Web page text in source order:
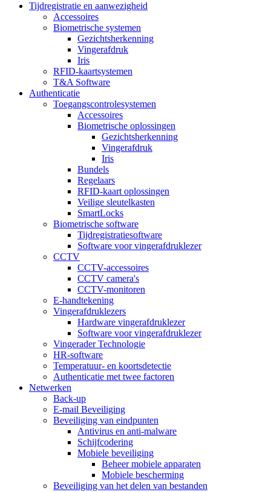
Tijdregistratie en aanwezigheid
Accessoires
Biometrische systemen
Gezichtsherkenning
Vingerafdruk
Iris
RFID-kaartsystemen
T&A Software
Authenticatie
Toegangscontrolesystemen
Accessoires
Biometrische oplossingen
Gezichtsherkenning
Vingerafdruk
Iris
Bundels
Regelaars
RFID-kaart oplossingen
Veilige sleutelkasten
SmartLocks
Biometrische software
Tijdregistratiesoftware
Software voor vingerafdruklezer
CCTV
CCTV-accessoires
CCTV camera's
CCTV-monitoren
E-handtekening
Vingerafdruklezers
Hardware vingerafdruklezer
Software voor vingerafdruklezer
Vingerader Technologie
HR-software
Temperatuur- en koortsdetectie
Authenticatie met twee factoren
Netwerken
Back-up
E-mail Beveiliging
Beveiliging van eindpunten
Antivirus en anti-malware
Schijfcodering
Mobiele beveiliging
Beheer mobiele apparaten
Mobiele bescherming
Beveiliging van het delen van bestanden